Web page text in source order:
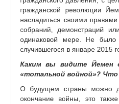
гражданской революции
насладиться своими
собраний, демонстраций
одинаковой мере. Не было
случившегося в январе 2015
Каким вы видите Йемен
«тотальной войной»?
О будущем страны можно
окончание войны, это